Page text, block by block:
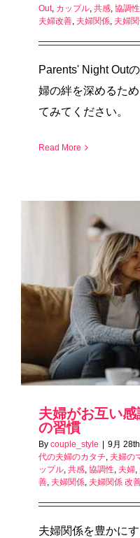
Out, カップル 共感 協調性
夫婦改善 夫婦関係 夫婦
Parents' Night Out
婦の絆を深めるた
てみてください。
Read More
夫婦がお互い
の習慣
By couple_style 9月
代の夫婦のカタチ, 夫婦の
ップル, 共感, 協調性, 夫婦,
善, 夫婦関係, 夫婦関係 改
夫婦関係を豊かに